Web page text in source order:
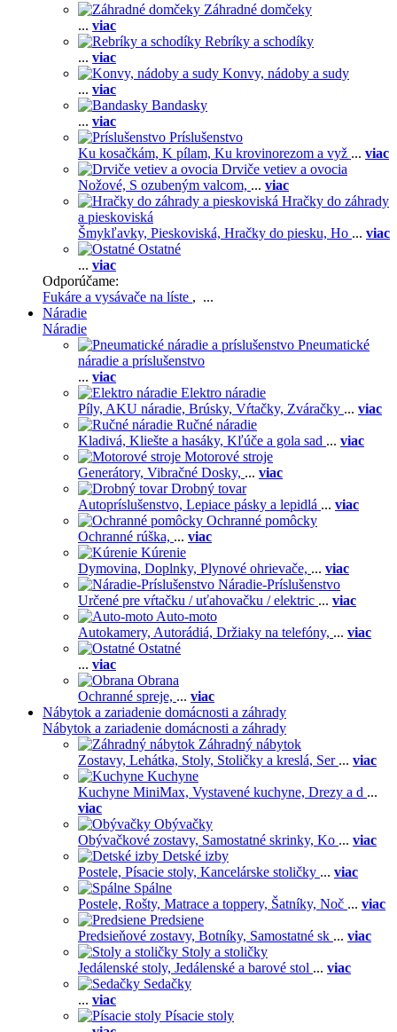
Záhradné domčeky
... viac
Rebríky a schodíky
... viac
Konvy, nádoby a sudy
... viac
Bandasky
... viac
Príslušenstvo
Ku kosačkám, K pílam, Ku krovinorezom a vyž ... viac
Drviče vetiev a ovocia
Nožové, S ozubeným valcom, ... viac
Hračky do záhrady
a pieskoviská
Šmykľavky, Pieskoviská, Hračky do piesku, Ho ... viac
Ostatné
... viac
Odporúčame:
Fukáre a vysávače na líste , ...
Náradie
Náradie
Pneumatické
náradie a príslušenstvo
... viac
Elektro náradie
Píly, AKU náradie, Brúsky, Vŕtačky, Zváračky ... viac
Ručné náradie
Kladivá, Kliešte a hasáky, Kľúče a gola sad ... viac
Motorové stroje
Generátory, Vibračné Dosky, ... viac
Drobný tovar
Autopríslušenstvo, Lepiace pásky a lepidlá ... viac
Ochranné pomôcky
Ochranné rúška, ... viac
Kúrenie
Dymovina, Doplnky, Plynové ohrievače, ... viac
Náradie-Príslušenstvo
Určené pre vŕtačku / uťahovačku / elektric ... viac
Auto-moto
Autokamery, Autorádiá, Držiaky na telefóny, ... viac
Ostatné
... viac
Obrana
Ochranné spreje, ... viac
Nábytok a zariadenie domácnosti a záhrady
Nábytok a zariadenie domácnosti a záhrady
Záhradný nábytok
Zostavy, Lehátka, Stoly, Stoličky a kreslá, Ser ... viac
Kuchyne
Kuchyne MiniMax, Vystavené kuchyne, Drezy a d ...
viac
Obývačky
Obývačkové zostavy, Samostatné skrinky, Ko ... viac
Detské izby
Postele, Písacie stoly, Kancelárske stoličky ... viac
Spálne
Postele, Rošty, Matrace a toppery, Šatníky, Noč ... viac
Predsiene
Predsieňové zostavy, Botníky, Samostatné sk ... viac
Stoly a stoličky
Jedálenské stoly, Jedálenské a barové stol ... viac
Sedačky
... viac
Písacie stoly